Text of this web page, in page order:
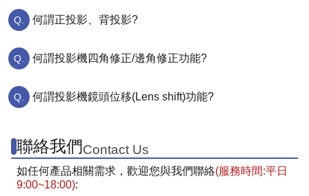
何謂正投影、背投影?
何謂投影機四角修正/邊角修正功能?
何謂投影機鏡頭位移(Lens shift)功能?
聯絡我們Contact Us
如任何產品相關需求，歡迎您與我們聯絡(服務時間:平日
9:00~18:00):